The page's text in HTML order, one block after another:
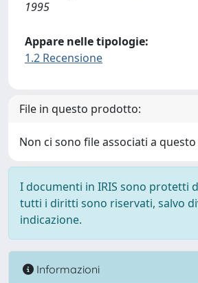
1995
Appare nelle tipologie:
1.2 Recensione
File in questo prodotto:
Non ci sono file associati a
I documenti in IRIS sono protetti
tutti i diritti sono riservati, salvo
indicazione.
Informazioni